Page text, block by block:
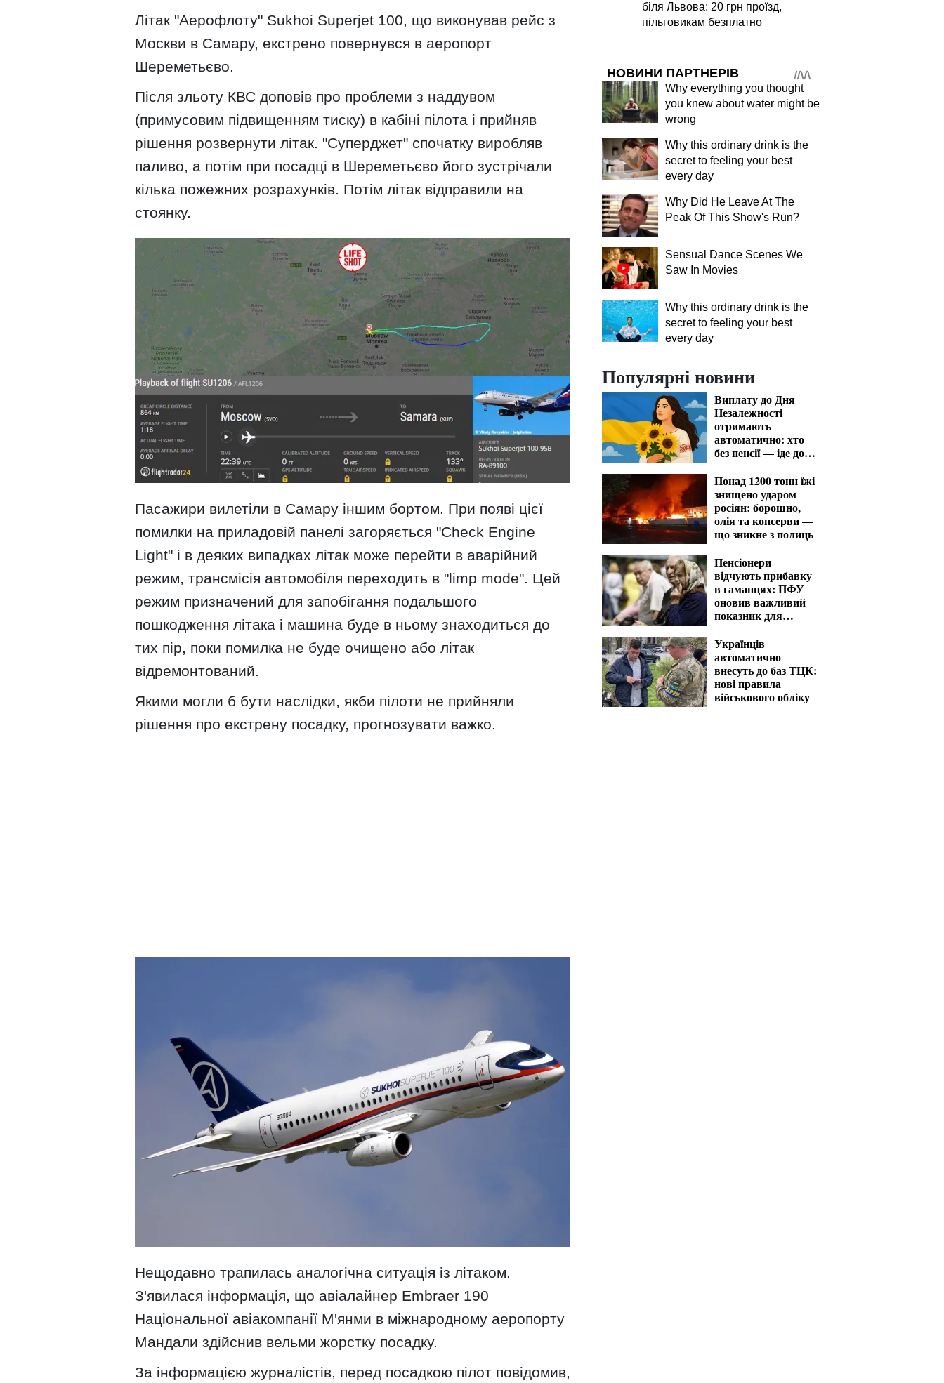
Літак "Аерофлоту" Sukhoi Superjet 100, що виконував рейс з
Москви в Самару, екстрено повернувся в аеропорт
Шереметьєво.
Після зльоту КВС доповів про проблеми з наддувом
(примусовим підвищенням тиску) в кабіні пілота і прийняв
рішення розвернути літак. "Суперджет" спочатку виробляв
паливо, а потім при посадці в Шереметьєво його зустрічали
кілька пожежних розрахунків. Потім літак відправили на
стоянку.
Пасажири вилетіли в Самару іншим бортом. При появі цієї
помилки на приладовій панелі загоряється "Check Engine
Light" і в деяких випадках літак може перейти в аварійний
режим, трансмісія автомобіля переходить в "limp mode". Цей
режим призначений для запобігання подальшого
пошкодження літака і машина буде в ньому знаходиться до
тих пір, поки помилка не буде очищено або літак
відремонтований.
Якими могли б бути наслідки, якби пілоти не прийняли
рішення про екстрену посадку, прогнозувати важко.
Нещодавно трапилась аналогічна ситуація із літаком.
З'явилася інформація, що авіалайнер Embraer 190
Національної авіакомпанії М'янми в міжнародному аеропорту
Мандали здійснив вельми жорстку посадку.
За інформацією журналістів, перед посадкою пілот повідомив,
біля Львова: 20 грн проїзд,
пільговикам безплатно
НОВИНИ ПАРТНЕРІВ
Why everything you thought
you knew about water might be
wrong
Why this ordinary drink is the
secret to feeling your best
every day
Why Did He Leave At The
Peak Of This Show's Run?
Sensual Dance Scenes We
Saw In Movies
Why this ordinary drink is the
secret to feeling your best
every day
Популярні новини
Виплату до Дня
Незалежності
отримають
автоматично: хто
без пенсії — іде до
Понад 1200 тонн їжі
знищено ударом
росіян: борошно,
олія та консерви —
що зникне з полиць
Пенсіонери
відчують прибавку
в гаманцях: ПФУ
оновив важливий
показник для
Українців
автоматично
внесуть до баз ТЦК:
нові правила
військового обліку